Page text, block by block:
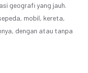
geografi yang jauh.
mobil, kereta,
dengan atau tanpa